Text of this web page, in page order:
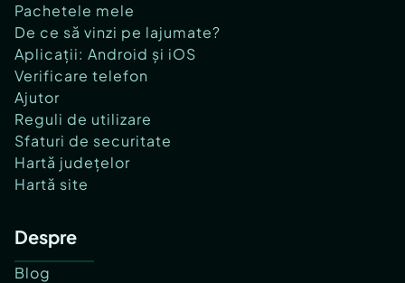
- Parcul Dendrologic Chitila;
- Parcul Mogoşoaia;
- Palatul Mogoşoaia;
- Parcul Bazilescu;
- Parcul Regele Mihai I al României.
Ingrijire si sanatate
- Enayati Medical City;
Pachetele mele
De ce să vinzi pe lajumate?
Aplicații: Android și iOS
Verificare telefon
Ajutor
Reguli de utilizare
Sfaturi de securitate
Hartă județelor
Hartă site
Despre
Blog